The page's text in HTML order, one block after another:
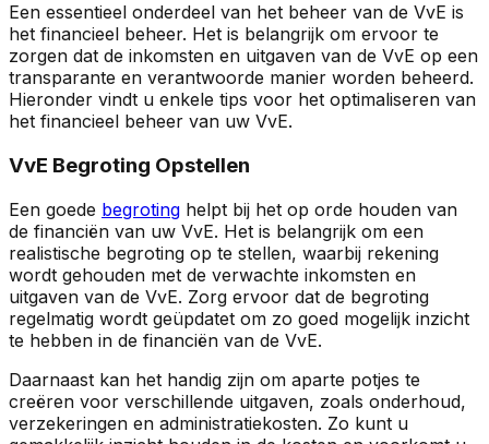
Een essentieel onderdeel van het beheer van de VvE is
het financieel beheer. Het is belangrijk om ervoor te
zorgen dat de inkomsten en uitgaven van de VvE op een
transparante en verantwoorde manier worden beheerd.
Hieronder vindt u enkele tips voor het optimaliseren van
het financieel beheer van uw VvE.
VvE Begroting Opstellen
Een goede begroting helpt bij het op orde houden van
de financiën van uw VvE. Het is belangrijk om een
realistische begroting op te stellen, waarbij rekening
wordt gehouden met de verwachte inkomsten en
uitgaven van de VvE. Zorg ervoor dat de begroting
regelmatig wordt geüpdatet om zo goed mogelijk inzicht
te hebben in de financiën van de VvE.
Daarnaast kan het handig zijn om aparte potjes te
creëren voor verschillende uitgaven, zoals onderhoud,
verzekeringen en administratiekosten. Zo kunt u